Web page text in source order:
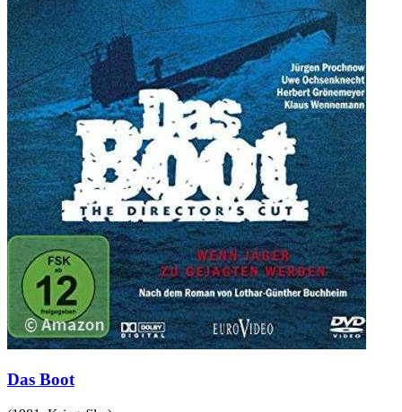
Das Boot